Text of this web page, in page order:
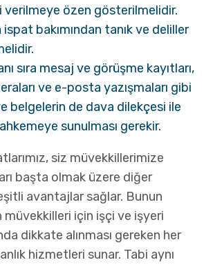
verilmeye özen gösterilmelidir.
ispat bakımından tanık ve deliller
sıra mesaj ve görüşme kayıtları,
ve e-posta yazışmaları gibi
belgelerin de dava dilekçesi ile
sunulması gerekir.
siz müvekkillerimize
başta olmak üzere diğer
avantajlar sağlar. Bunun
müvekkilleri için işçi ve işyeri
dikkate alınması gereken her
hizmetleri sunar. Tabi aynı